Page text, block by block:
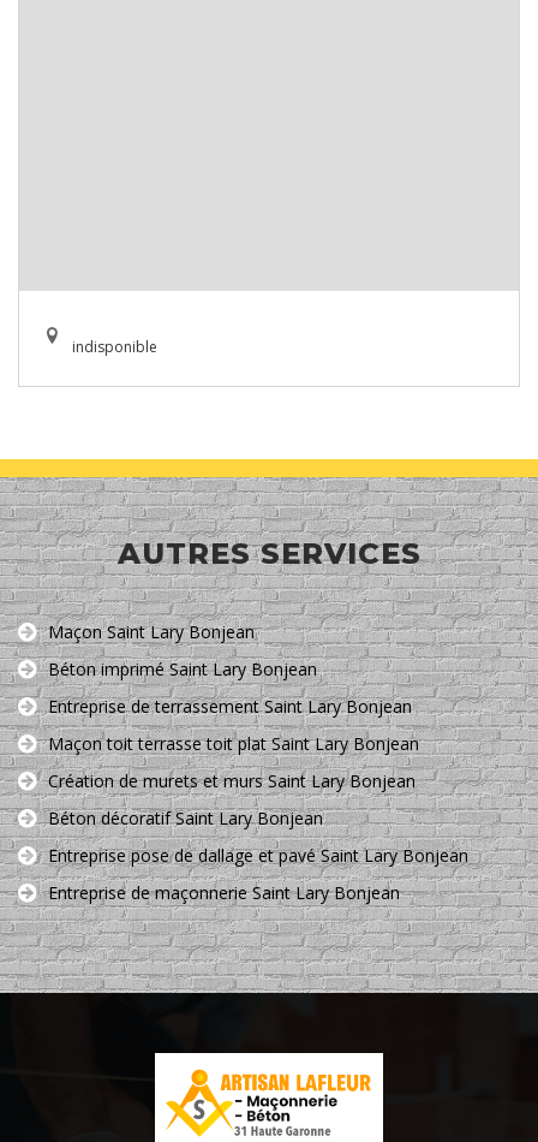
indisponible
AUTRES SERVICES
Maçon Saint Lary Bonjean
Béton imprimé Saint Lary Bonjean
Entreprise de terrassement Saint Lary Bonjean
Maçon toit terrasse toit plat Saint Lary Bonjean
Création de murets et murs Saint Lary Bonjean
Béton décoratif Saint Lary Bonjean
Entreprise pose de dallage et pavé Saint Lary Bonjean
Entreprise de maçonnerie Saint Lary Bonjean